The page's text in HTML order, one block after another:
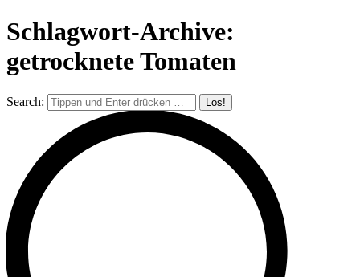
Schlagwort-Archive:
getrocknete Tomaten
Search: